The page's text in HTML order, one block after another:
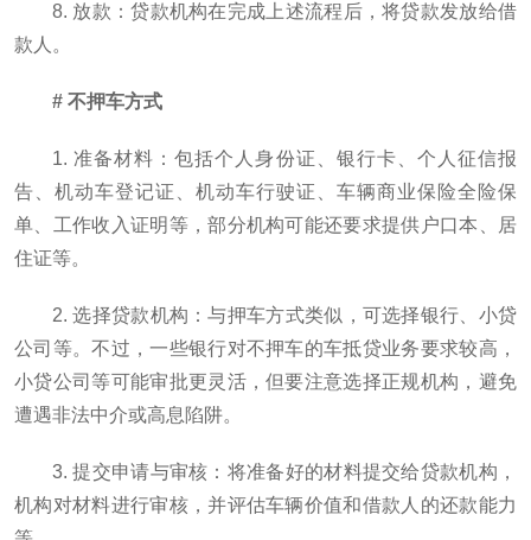
8. 放款：贷款机构在完成上述流程后，将贷款发放给借
款人。
# 不押车方式
1. 准备材料：包括个人身份证、银行卡、个人征信报
告、机动车登记证、机动车行驶证、车辆商业保险全险保
单、工作收入证明等，部分机构可能还要求提供户口本、居
住证等。
2. 选择贷款机构：与押车方式类似，可选择银行、小贷
公司等。不过，一些银行对不押车的车抵贷业务要求较高，
小贷公司等可能审批更灵活，但要注意选择正规机构，避免
遭遇非法中介或高息陷阱。
3. 提交申请与审核：将准备好的材料提交给贷款机构，
机构对材料进行审核，并评估车辆价值和借款人的还款能力